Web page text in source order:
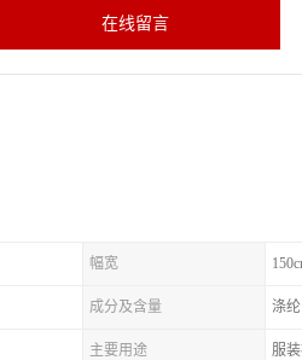
在线留言
幅宽
成分及含量 涤纶
主要用途 服